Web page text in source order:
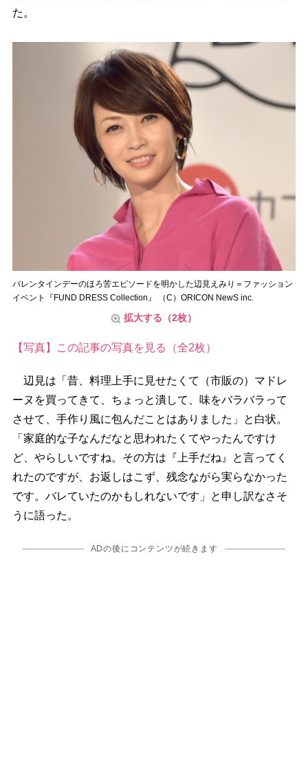
た。
バレンタインデーのほろ苦エピソードを明かした辺見えみり＝ファッション
イベント『FUND DRESS Collection』 （C）ORICON NewS inc.
拡大する（2枚）
【写真】この記事の写真を見る（全2枚）
辺見は「昔、料理上手に見せたくて（市販の）マドレ
ーヌを買ってきて、ちょっと潰して、味をバラバラって
させて、手作り風に包んだことはありました」と白状。
「家庭的な子なんだなと思われたくてやったんですけ
ど、やらしいですね。その方は『上手だね』と言ってく
れたのですが、お返しはこず、残念ながら実らなかった
です。バレていたのかもしれないです」と申し訳なさそ
うに語った。
ADの後にコンテンツが続きます